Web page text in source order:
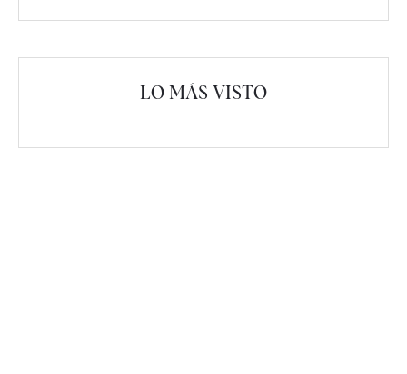
LO MÁS VISTO